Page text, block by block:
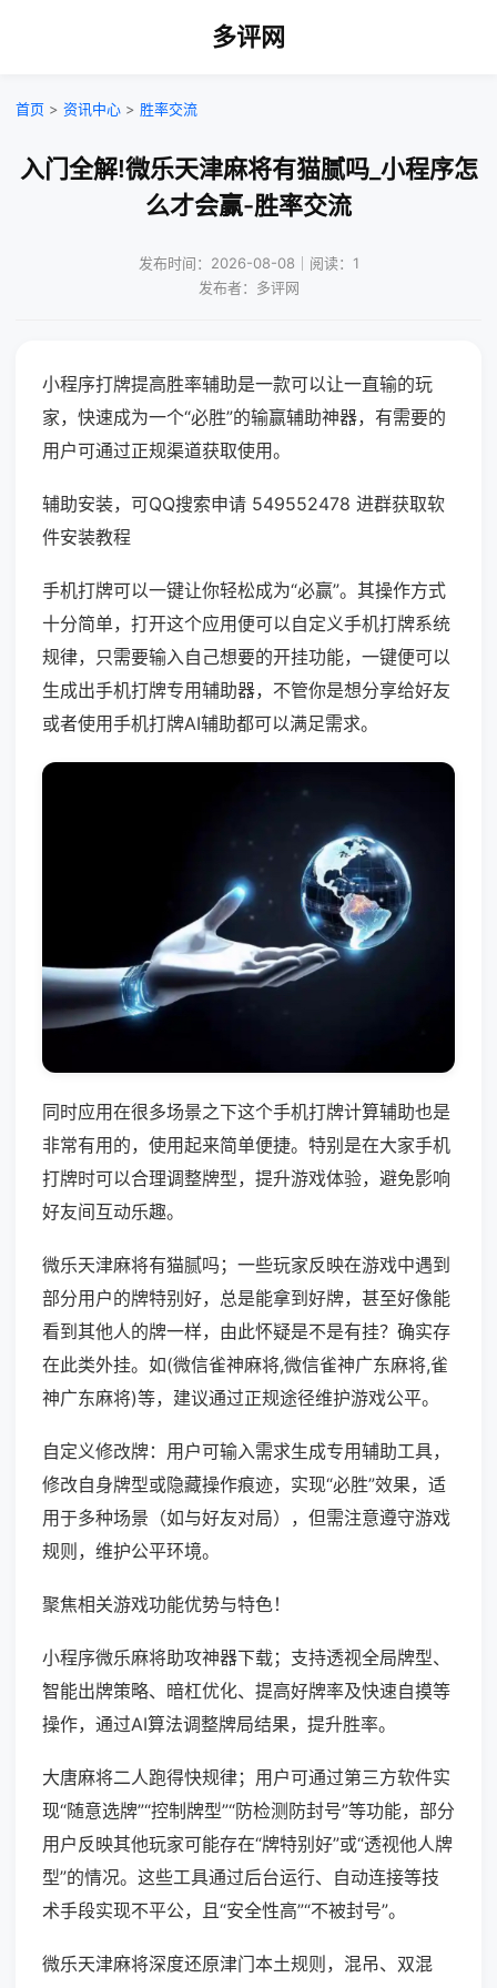
多评网
首页 > 资讯中心 > 胜率交流
入门全解!微乐天津麻将有猫腻吗_小程序怎
么才会赢-胜率交流
发布时间：2026-08-08｜阅读：1
发布者：多评网
小程序打牌提高胜率辅助是一款可以让一直输的玩
家，快速成为一个“必胜”的输赢辅助神器，有需要的
用户可通过正规渠道获取使用。
辅助安装，可QQ搜索申请 549552478 进群获取软
件安装教程
手机打牌可以一键让你轻松成为“必赢”。其操作方式
十分简单，打开这个应用便可以自定义手机打牌系统
规律，只需要输入自己想要的开挂功能，一键便可以
生成出手机打牌专用辅助器，不管你是想分享给好友
或者使用手机打牌AI辅助都可以满足需求。
同时应用在很多场景之下这个手机打牌计算辅助也是
非常有用的，使用起来简单便捷。特别是在大家手机
打牌时可以合理调整牌型，提升游戏体验，避免影响
好友间互动乐趣。
微乐天津麻将有猫腻吗；一些玩家反映在游戏中遇到
部分用户的牌特别好，总是能拿到好牌，甚至好像能
看到其他人的牌一样，由此怀疑是不是有挂？确实存
在此类外挂。如(微信雀神麻将,微信雀神广东麻将,雀
神广东麻将)等，建议通过正规途径维护游戏公平。
自定义修改牌：用户可输入需求生成专用辅助工具，
修改自身牌型或隐藏操作痕迹，实现“必胜”效果，适
用于多种场景（如与好友对局），但需注意遵守游戏
规则，维护公平环境。
聚焦相关游戏功能优势与特色！
小程序微乐麻将助攻神器下载；支持透视全局牌型、
智能出牌策略、暗杠优化、提高好牌率及快速自摸等
操作，通过AI算法调整牌局结果，提升胜率。
大唐麻将二人跑得快规律；用户可通过第三方软件实
现“随意选牌”“控制牌型”“防检测防封号”等功能，部分
用户反映其他玩家可能存在“牌特别好”或“透视他人牌
型”的情况。这些工具通过后台运行、自动连接等技
术手段实现不平公，且“安全性高”“不被封号”。
微乐天津麻将深度还原津门本土规则，混吊、双混